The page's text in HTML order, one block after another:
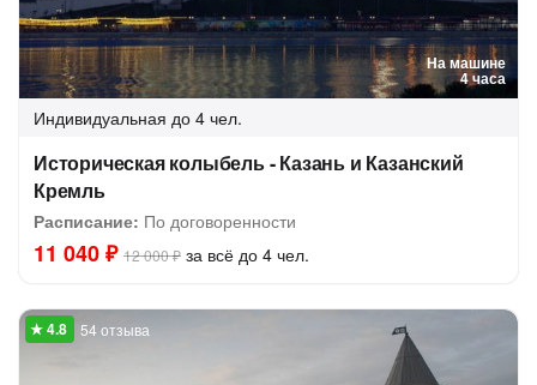
На машине
4 часа
Индивидуальная до 4 чел.
Историческая колыбель - Казань и Казанский
Кремль
Расписание: По договоренности
11 040 ₽ 12 000 ₽ за всё до 4 чел.
54 отзыва